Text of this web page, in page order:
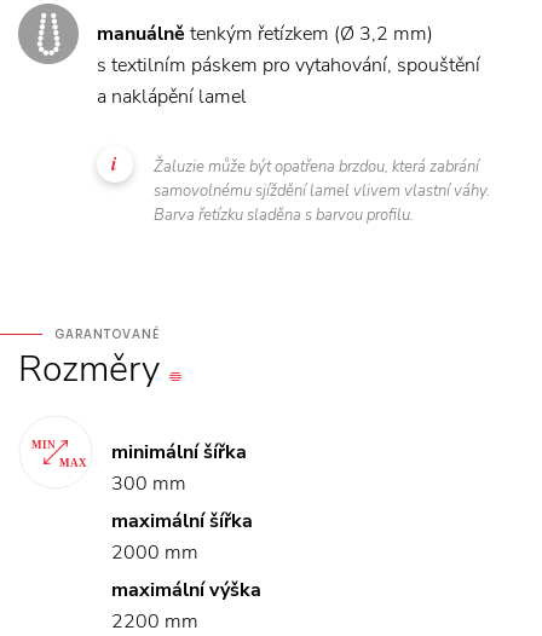
manuálně tenkým řetízkem (Ø 3,2 mm)
s textilním páskem pro vytahování, spouštění
a naklápění lamel
Žaluzie může být opatřena brzdou, která zabrání
samovolnému sjíždění lamel vlivem vlastní váhy.
Barva řetízku sladěna s barvou profilu.
GARANTOVANÉ
Rozměry
minimální šířka
300 mm
maximální šířka
2000 mm
maximální výška
2200 mm